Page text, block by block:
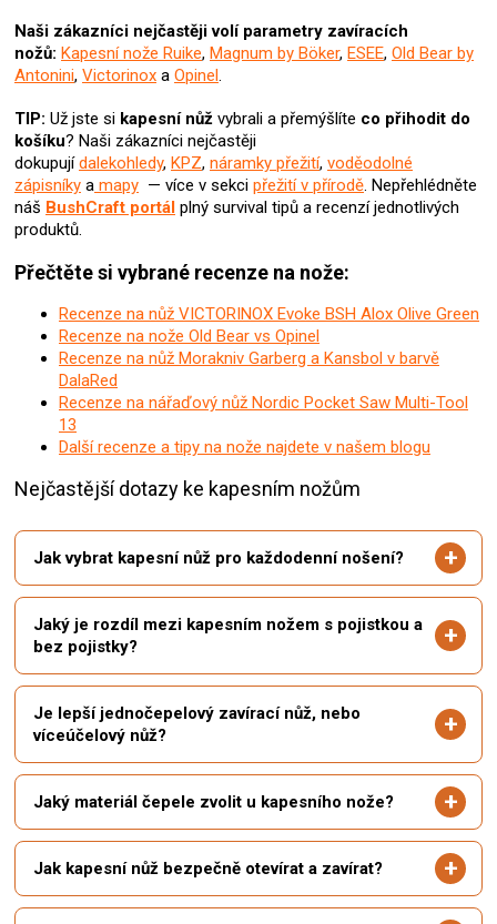
Naši zákazníci nejčastěji volí parametry zavíracích
nožů: Kapesní nože Ruike, Magnum by Böker, ESEE, Old Bear by
Antonini, Victorinox a Opinel.
TIP: Už jste si kapesní nůž vybrali a přemýšlíte co přihodit do
košíku? Naši zákazníci nejčastěji
dokupujídalekohledy, KPZ, náramky přežití, voděodolné
zápisníky a mapy — více v sekci přežití v přírodě. Nepřehlédněte
náš BushCraft portál plný survival tipů a recenzí jednotlivých
produktů.
Přečtěte si vybrané recenze na nože:
Recenze na nůž VICTORINOX Evoke BSH Alox Olive Green
Recenze na nože Old Bear vs Opinel
Recenze na nůž Morakniv Garberg a Kansbol v barvě
DalaRed
Recenze na nářaďový nůž Nordic Pocket Saw Multi-Tool
13
Další recenze a tipy na nože najdete v našem blogu
Nejčastější dotazy ke kapesním nožům
Jak vybrat kapesní nůž pro každodenní nošení?
Jaký je rozdíl mezi kapesním nožem s pojistkou a
bez pojistky?
Je lepší jednočepelový zavírací nůž, nebo
víceúčelový nůž?
Jaký materiál čepele zvolit u kapesního nože?
Jak kapesní nůž bezpečně otevírat a zavírat?